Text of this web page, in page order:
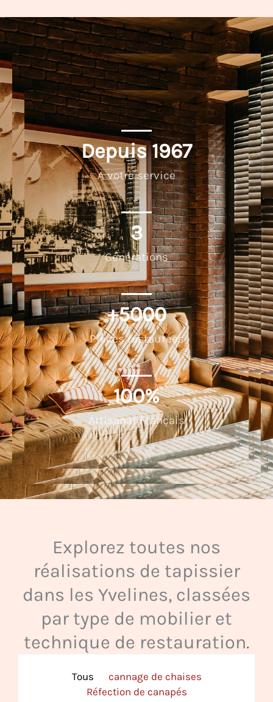
A votre service
Depuis 1967
Générations
3
Pièces restaurées
+5000
Artisanat Français
100%
Explorez toutes nos
réalisations de tapissier
dans les Yvelines, classées
par type de mobilier et
technique de restauration.
Tous
cannage de chaises
Réfection de canapés